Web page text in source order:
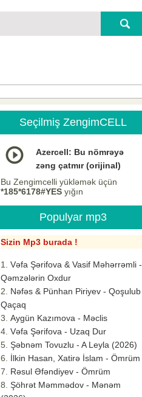
Seçilmiş ZengimCELL
Azercell: Bu nömrəyə
zəng çatmır (orijinal)
Bu Zengimcelli yükləmək üçün
*185*6178#YES yığın
Populyar mp3
Sizin Mp3 burada !
Vəfa Şərifova & Vasif Məhərrəmli -
Qəmzələrin Oxdur
Nəfəs & Pünhan Piriyev - Qoşulub
Qaçaq
Aygün Kazımova - Məclis
Vəfa Şərifova - Uzaq Dur
Şəbnəm Tovuzlu - A Leyla (2026)
İlkin Hasan, Xatirə İslam - Ömrüm
Rəsul Əfəndiyev - Ömrüm
Şöhrət Məmmədov - Mənəm